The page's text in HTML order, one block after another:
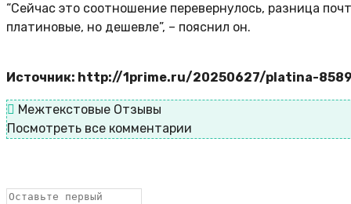
“Сейчас это соотношение перевернулось, разница
платиновые, но дешевле”, – пояснил он.
Источник: http://1prime.ru/20250627/platina-
Межтекстовые Отзывы
Посмотреть все комментарии